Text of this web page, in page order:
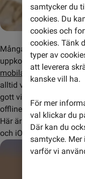
Många mobilspel
uppkopplad medan du
mobilabonnemang
alltid vill eller kan vara
gott vill spara på
offline-spel på mobilen.
Här är en lista med
och iOS som inte
samtycker du
cookies. Du
cookies och
cookies. Tänk
typer av
att leverera
kanske vill ha.
För mer
val klickar du
Där kan du
samtycke.
varför vi